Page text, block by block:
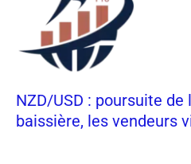
NZD/USD : poursuite de
baissière, les vendeurs